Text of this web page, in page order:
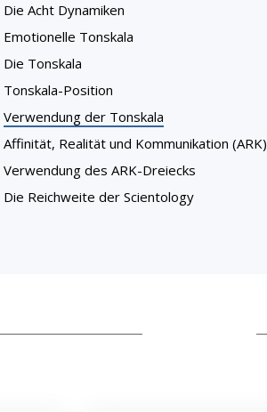
Die Acht Dynamiken
Emotionelle Tonskala
Die Tonskala
Tonskala-Position
Verwendung der Tonskala
Affinität, Realität und Kommunikation (ARK)
Verwendung des ARK-Dreiecks
Die Reichweite der Scientology